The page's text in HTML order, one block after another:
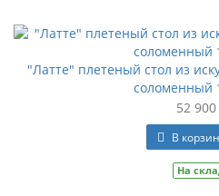
"Латте" плетеный стол из
соломенный
52
В
На